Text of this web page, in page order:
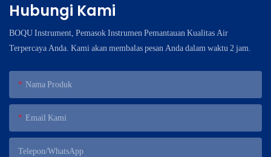
Hubungi Kami
BOQU Instrument, Pemasok Instrumen Pemantauan Kualitas Air
Terpercaya Anda. Kami akan membalas pesan Anda dalam waktu 2 jam.
Nama Produk
Email Kami
Telepon/WhatsApp